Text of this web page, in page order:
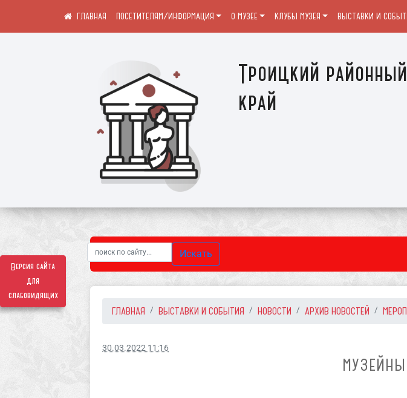
Версия сайта
для
слабовидящих
Троицкий
край
ПОСЕТИТЕЛЯМ/ИНФОРМАЦИЯ О МУЗЕЕ КЛУБЫ МУЗЕЯ ВЫСТАВКИ И
Искать
ГЛАВНАЯ ВЫСТАВКИ И СОБЫТИЯ НОВОСТИ АРХИВ НОВОСТЕЙ
30.03.2022 11:16